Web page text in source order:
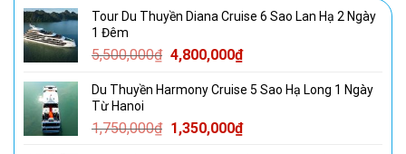
Tour Du Thuyền Diana Cruise 6 Sao Lan Hạ 2 Ngày
1 Đêm
5,500,000₫ Giá
là:
4,800,000₫Giá
tại
4,800,000₫.
Du Thuyền Harmony Cruise 5 Sao Hạ Long 1 Ngày
Từ Hanoi
1,750,000₫ Giá
1,350,000₫Giá